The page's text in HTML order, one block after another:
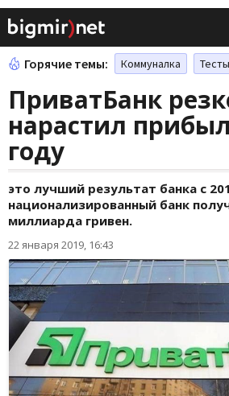
Горячие темы: Коммуналка
ПриватБанк
нарастил
году
это лучший результат банка с
национализированный банк
миллиарда гривен.
22 января 2019, 16:43